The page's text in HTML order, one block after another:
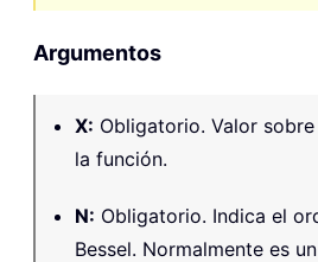
Argumentos
X: Obligatorio. Valor
la función.
N: Obligatorio. Indica el
Bessel. Normalmente es